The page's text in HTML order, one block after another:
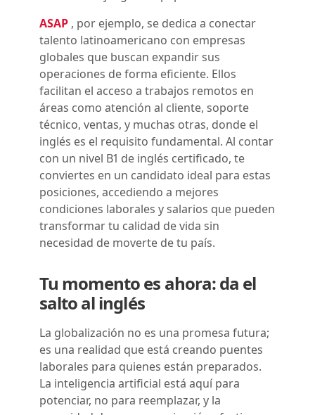
ASAP , por ejemplo, se dedica a conectar
talento latinoamericano con empresas
globales que buscan expandir sus
operaciones de forma eficiente. Ellos
facilitan el acceso a trabajos remotos en
áreas como atención al cliente, soporte
técnico, ventas, y muchas otras, donde el
inglés es el requisito fundamental. Al contar
con un nivel B1 de inglés certificado, te
conviertes en un candidato ideal para estas
posiciones, accediendo a mejores
condiciones laborales y salarios que pueden
transformar tu calidad de vida sin
necesidad de moverte de tu país.
Tu momento es ahora: da el
salto al inglés
La globalización no es una promesa futura;
es una realidad que está creando puentes
laborales para quienes están preparados.
La inteligencia artificial está aquí para
potenciar, no para reemplazar, y la